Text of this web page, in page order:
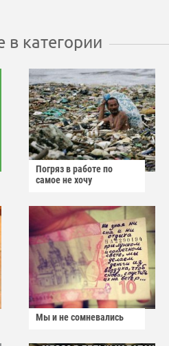
в категории
Погряз в работе по
самое не хочу
Мы и не сомневались